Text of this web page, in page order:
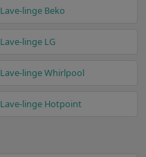
Lave-linge Beko
Lave-linge LG
Lave-linge Whirlpool
Lave-linge Hotpoint